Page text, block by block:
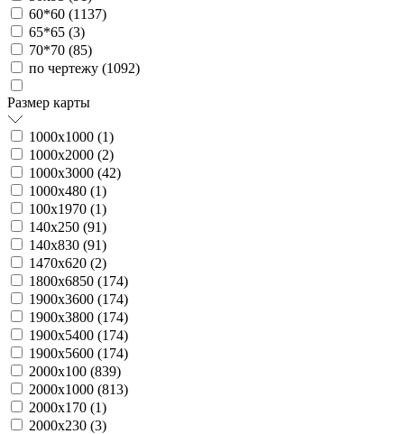
60*60 (1137)
65*65 (3)
70*70 (85)
по чертежу (1092)
Размер карты
1000х1000 (1)
1000х2000 (2)
1000х3000 (42)
1000х480 (1)
100х1970 (1)
140х250 (91)
140х830 (91)
1470х620 (2)
1800х6850 (174)
1900х3600 (174)
1900х3800 (174)
1900х5400 (174)
1900х5600 (174)
2000х100 (839)
2000х1000 (813)
2000х170 (1)
2000х230 (3)